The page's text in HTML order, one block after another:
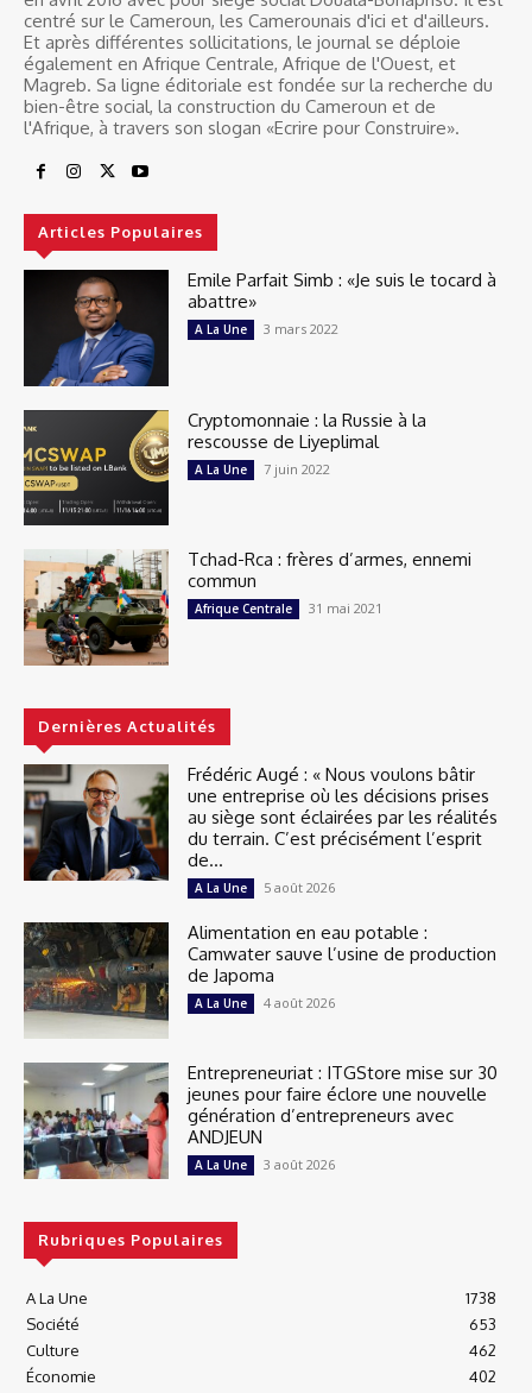
centré sur le Cameroun, les Camerounais d'ici et d'ailleurs.
Et après différentes sollicitations, le journal se déploie
également en Afrique Centrale, Afrique de l'Ouest, et
Magreb. Sa ligne éditoriale est fondée sur la recherche du
bien-être social, la construction du Cameroun et de
l'Afrique, à travers son slogan «Ecrire pour Construire».
Articles Populaires
Emile Parfait Simb : «Je suis le tocard à
abattre»
A La Une 3 mars 2022
Cryptomonnaie : la Russie à la
rescousse de Liyeplimal
A La Une 7 juin 2022
Tchad-Rca : frères d’armes, ennemi
commun
Afrique Centrale 31 mai 2021
Dernières Actualités
Frédéric Augé : « Nous voulons bâtir
une entreprise où les décisions prises
au siège sont éclairées par les réalités
du terrain. C’est précisément l’esprit
de...
A La Une 5 août 2026
Alimentation en eau potable :
Camwater sauve l’usine de production
de Japoma
A La Une 4 août 2026
Entrepreneuriat : ITGStore mise sur 30
jeunes pour faire éclore une nouvelle
génération d’entrepreneurs avec
ANDJEUN
A La Une 3 août 2026
Rubriques Populaires
A La Une
1738
Société
653
Culture
462
Économie
402